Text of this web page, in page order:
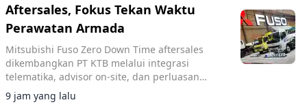
Aftersales, Fokus Tekan Waktu
Perawatan Armada
Mitsubishi Fuso Zero Down Time aftersales
dikembangkan PT KTB melalui integrasi
telematika, advisor on-site, dan perluasan
jaringan servis untuk tekan downtime armada
niaga.
9 jam yang lalu